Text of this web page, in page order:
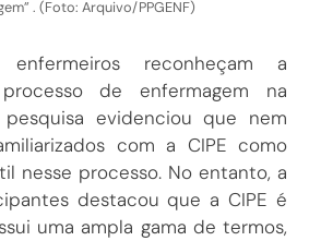
. (Foto: Arquivo/PPGENF)
reconheçam a
de enfermagem na
evidenciou que nem
com a CIPE como
nesse processo. No entanto, a
destacou que a CIPE é
uma ampla gama de termos,